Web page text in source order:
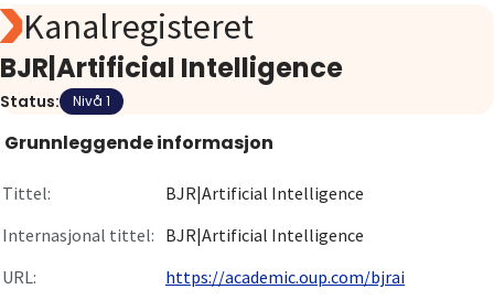
Kanalregisteret
BJR|Artificial Intelligence
Status: Nivå 1
Grunnleggende informasjon
Tittel:
BJR|Artificial Intelligence
Internasjonal tittel: BJR|Artificial Intelligence
URL:
https://academic.oup.com/bjrai